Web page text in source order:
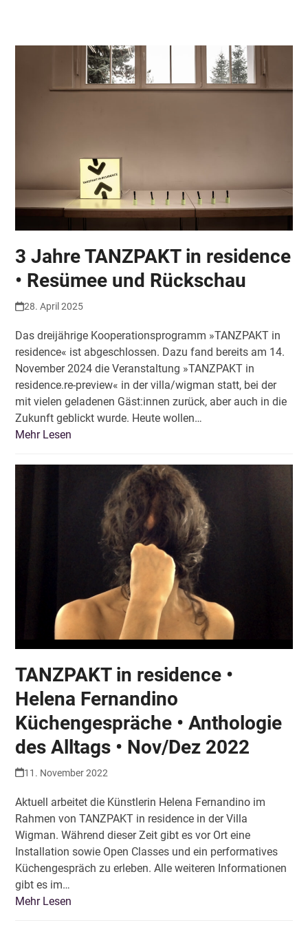
3 Jahre TANZPAKT in residence
• Resümee und Rückschau
28. April 2025
Das dreijährige Kooperationsprogramm »TANZPAKT in
residence« ist abgeschlossen. Dazu fand bereits am 14.
November 2024 die Veranstaltung »TANZPAKT in
residence.re-preview« in der villa/wigman statt, bei der
mit vielen geladenen Gäst:innen zurück, aber auch in die
Zukunft geblickt wurde. Heute wollen…
Mehr Lesen
TANZPAKT in residence •
Helena Fernandino
Küchengespräche • Anthologie
des Alltags • Nov/Dez 2022
11. November 2022
Aktuell arbeitet die Künstlerin Helena Fernandino im
Rahmen von TANZPAKT in residence in der Villa
Wigman. Während dieser Zeit gibt es vor Ort eine
Installation sowie Open Classes und ein performatives
Küchengespräch zu erleben. Alle weiteren Informationen
gibt es im…
Mehr Lesen